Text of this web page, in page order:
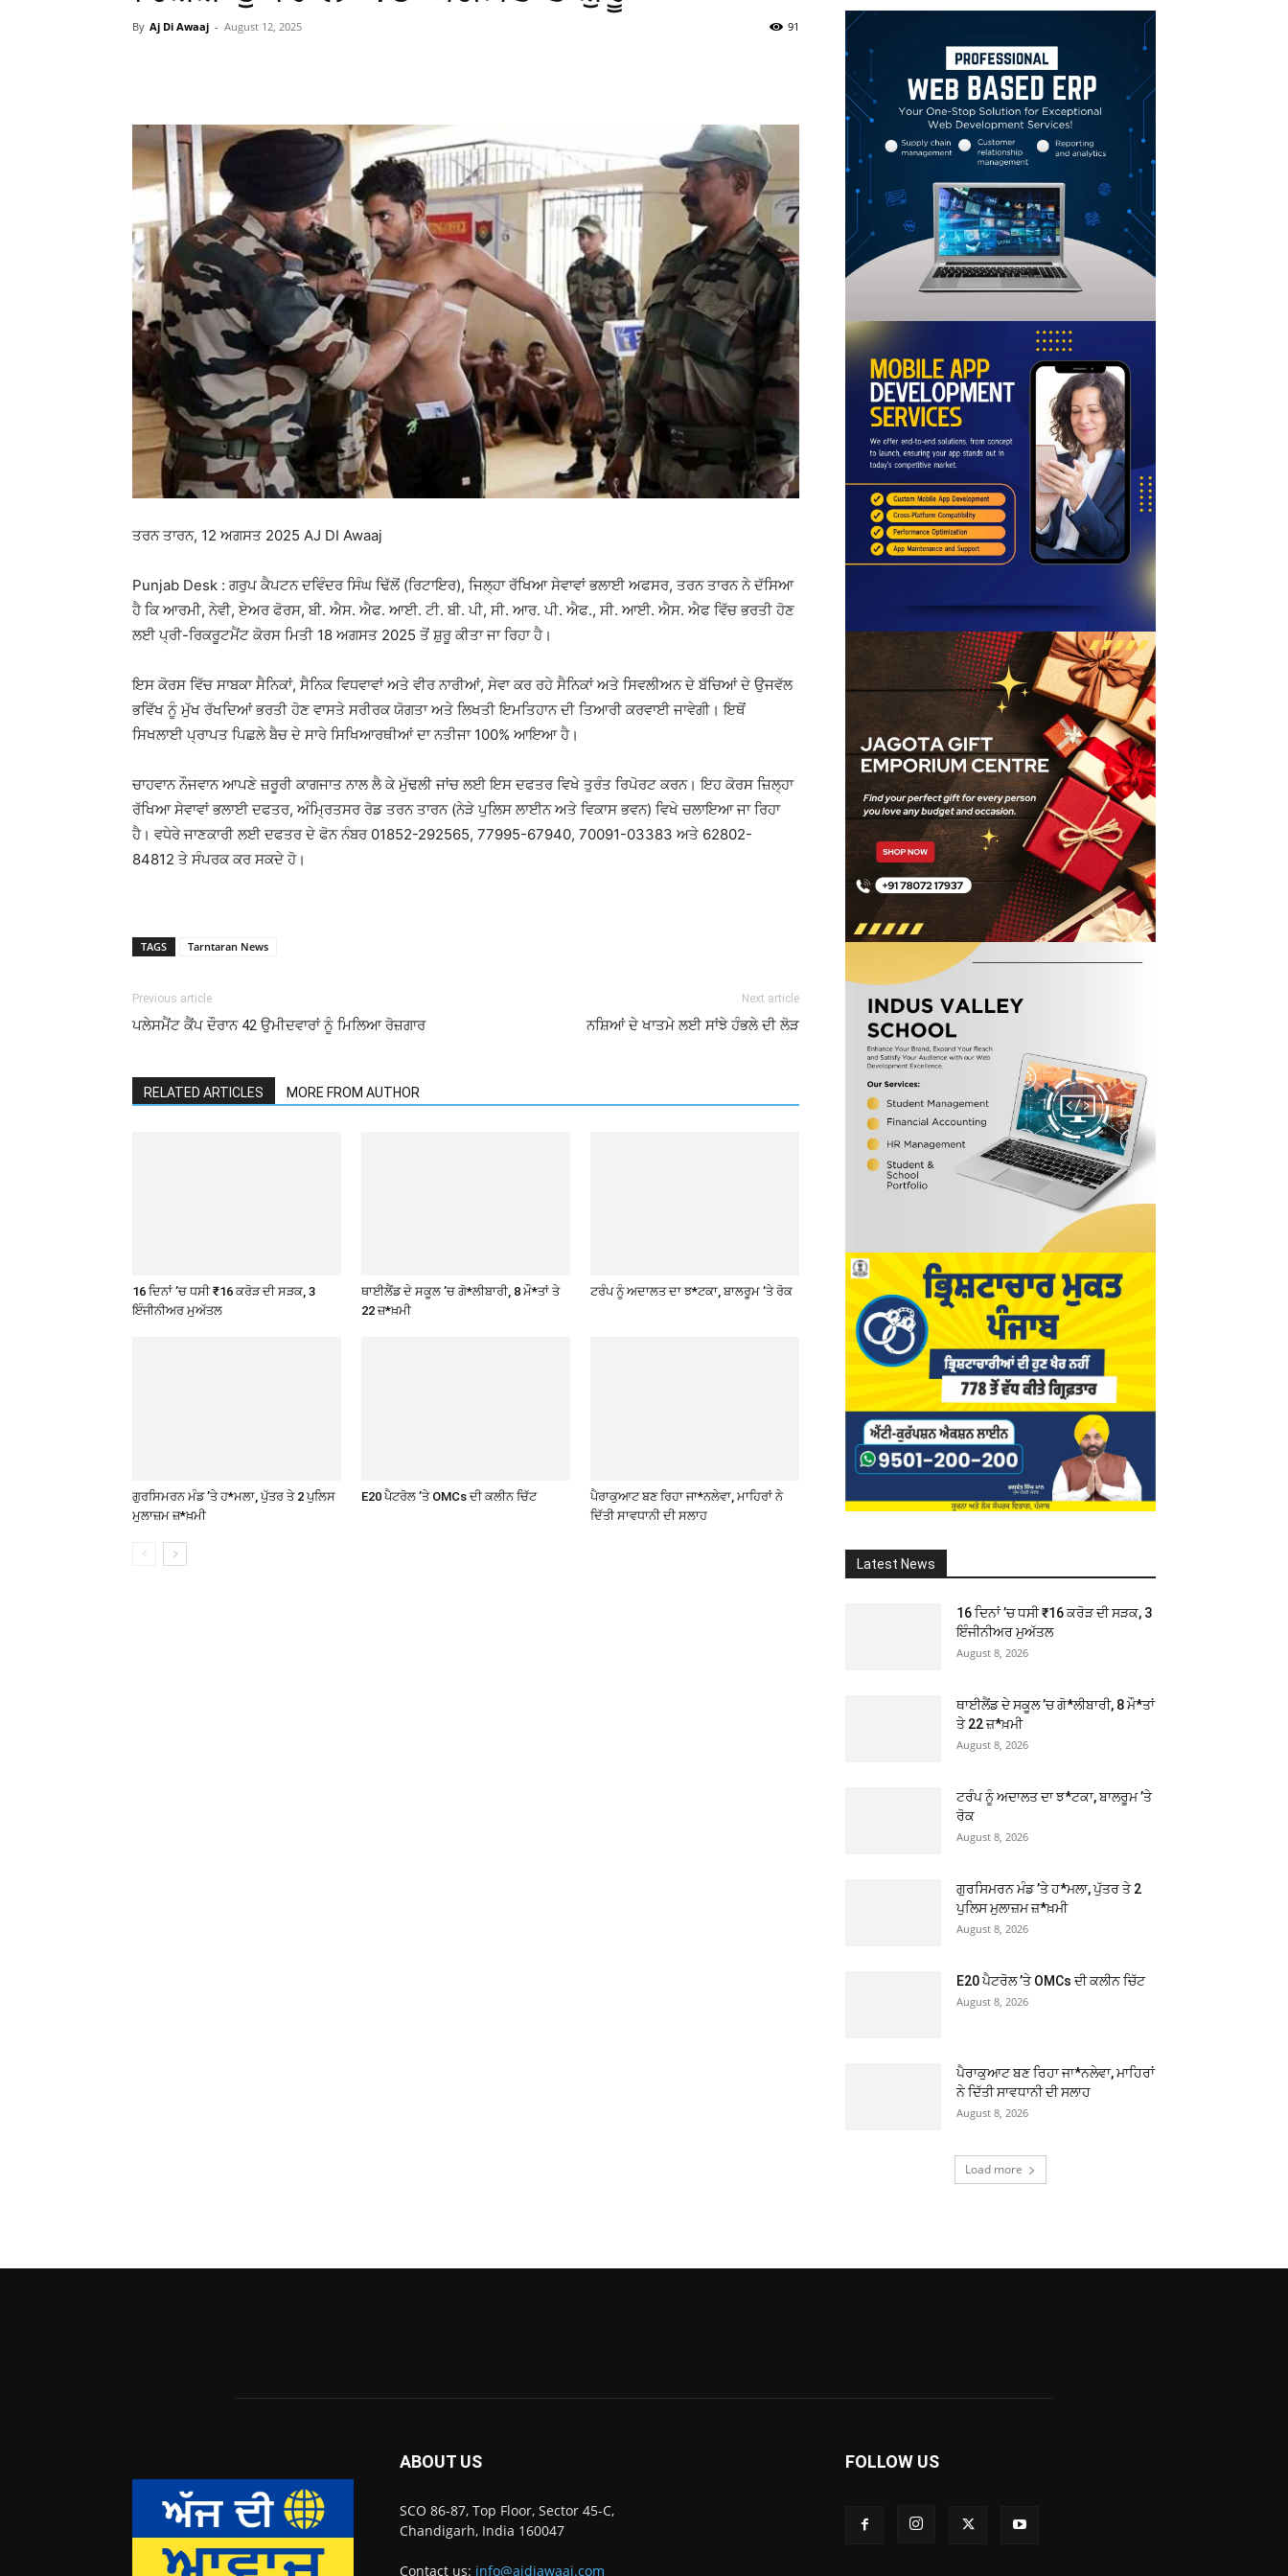
By Aj Di Awaaj - August 12, 2025 91
Email Print
ਤਰਨ ਤਾਰਨ, 12 ਅਗਸਤ 2025 AJ DI Awaaj
Punjab Desk : ਗਰੁਪ ਕੈਪਟਨ ਦਵਿੰਦਰ ਸਿੰਘ ਢਿੱਲੋਂ (ਰਿਟਾਇਰ), ਜਿਲ੍ਹਾ ਰੱਖਿਆ ਸੇਵਾਵਾਂ ਭਲਾਈ ਅਫਸਰ, ਤਰਨ ਤਾਰਨ ਨੇ ਦੱਸਿਆ
ਹੈ ਕਿ ਆਰਮੀ, ਨੇਵੀ, ਏਅਰ ਫੋਰਸ, ਬੀ. ਐਸ. ਐਫ. ਆਈ. ਟੀ. ਬੀ. ਪੀ, ਸੀ. ਆਰ. ਪੀ. ਐਫ., ਸੀ. ਆਈ. ਐਸ. ਐਫ ਵਿੱਚ ਭਰਤੀ ਹੋਣ
ਲਈ ਪ੍ਰੀ-ਰਿਕਰੂਟਮੈਂਟ ਕੋਰਸ ਮਿਤੀ 18 ਅਗਸਤ 2025 ਤੋਂ ਸ਼ੁਰੂ ਕੀਤਾ ਜਾ ਰਿਹਾ ਹੈ।
ਇਸ ਕੋਰਸ ਵਿੱਚ ਸਾਬਕਾ ਸੈਨਿਕਾਂ, ਸੈਨਿਕ ਵਿਧਵਾਵਾਂ ਅਤੇ ਵੀਰ ਨਾਰੀਆਂ, ਸੇਵਾ ਕਰ ਰਹੇ ਸੈਨਿਕਾਂ ਅਤੇ ਸਿਵਲੀਅਨ ਦੇ ਬੱਚਿਆਂ ਦੇ ਉਜਵੱਲ
ਭਵਿੱਖ ਨੂੰ ਮੁੱਖ ਰੱਖਦਿਆਂ ਭਰਤੀ ਹੋਣ ਵਾਸਤੇ ਸਰੀਰਕ ਯੋਗਤਾ ਅਤੇ ਲਿਖਤੀ ਇਮਤਿਹਾਨ ਦੀ ਤਿਆਰੀ ਕਰਵਾਈ ਜਾਵੇਗੀ। ਇਥੋਂ
ਸਿਖਲਾਈ ਪ੍ਰਾਪਤ ਪਿਛਲੇ ਬੈਚ ਦੇ ਸਾਰੇ ਸਿਖਿਆਰਥੀਆਂ ਦਾ ਨਤੀਜਾ 100% ਆਇਆ ਹੈ।
ਚਾਹਵਾਨ ਨੌਜਵਾਨ ਆਪਣੇ ਜ਼ਰੂਰੀ ਕਾਗਜਾਤ ਨਾਲ ਲੈ ਕੇ ਮੁੱਢਲੀ ਜਾਂਚ ਲਈ ਇਸ ਦਫਤਰ ਵਿਖੇ ਤੁਰੰਤ ਰਿਪੋਰਟ ਕਰਨ। ਇਹ ਕੋਰਸ ਜ਼ਿਲ੍ਹਾ
ਰੱਖਿਆ ਸੇਵਾਵਾਂ ਭਲਾਈ ਦਫਤਰ, ਅੰਮ੍ਰਿਤਸਰ ਰੋਡ ਤਰਨ ਤਾਰਨ (ਨੇੜੇ ਪੁਲਿਸ ਲਾਈਨ ਅਤੇ ਵਿਕਾਸ ਭਵਨ) ਵਿਖੇ ਚਲਾਇਆ ਜਾ ਰਿਹਾ
ਹੈ। ਵਧੇਰੇ ਜਾਣਕਾਰੀ ਲਈ ਦਫਤਰ ਦੇ ਫੋਨ ਨੰਬਰ 01852-292565, 77995-67940, 70091-03383 ਅਤੇ 62802-
84812 ਤੇ ਸੰਪਰਕ ਕਰ ਸਕਦੇ ਹੋ।
TAGS Tarntaran News
Previous article
ਪਲੇਸਮੈਂਟ ਕੈਂਪ ਦੌਰਾਨ 42 ਉਮੀਦਵਾਰਾਂ ਨੂੰ ਮਿਲਿਆ ਰੋਜ਼ਗਾਰ
Next article
ਨਸ਼ਿਆਂ ਦੇ ਖਾਤਮੇ ਲਈ ਸਾਂਝੇ ਹੰਭਲੇ ਦੀ ਲੋੜ
RELATED ARTICLES MORE FROM AUTHOR
16 ਦਿਨਾਂ ’ਚ ਧਸੀ ₹16 ਕਰੋੜ ਦੀ ਸੜਕ, 3
ਇੰਜੀਨੀਅਰ ਮੁਅੱਤਲ
ਥਾਈਲੈਂਡ ਦੇ ਸਕੂਲ ’ਚ ਗੋ*ਲੀਬਾਰੀ, 8 ਮੌ*ਤਾਂ ਤੇ
22 ਜ਼*ਖ਼ਮੀ
ਟਰੰਪ ਨੂੰ ਅਦਾਲਤ ਦਾ ਝ*ਟਕਾ, ਬਾਲਰੂਮ ’ਤੇ ਰੋਕ
ਗੁਰਸਿਮਰਨ ਮੰਡ ’ਤੇ ਹ*ਮਲਾ, ਪੁੱਤਰ ਤੇ 2 ਪੁਲਿਸ
ਮੁਲਾਜ਼ਮ ਜ਼*ਖ਼ਮੀ
E20 ਪੈਟਰੋਲ ’ਤੇ OMCs ਦੀ ਕਲੀਨ ਚਿੱਟ
ਪੈਰਾਕੁਆਟ ਬਣ ਰਿਹਾ ਜਾ*ਨਲੇਵਾ, ਮਾਹਿਰਾਂ ਨੇ
ਦਿੱਤੀ ਸਾਵਧਾਨੀ ਦੀ ਸਲਾਹ
Latest News
16 ਦਿਨਾਂ ’ਚ ਧਸੀ ₹16 ਕਰੋੜ ਦੀ ਸੜਕ, 3
ਇੰਜੀਨੀਅਰ ਮੁਅੱਤਲ
August 8, 2026
ਥਾਈਲੈਂਡ ਦੇ ਸਕੂਲ ’ਚ ਗੋ*ਲੀਬਾਰੀ, 8 ਮੌ*ਤਾਂ
ਤੇ 22 ਜ਼*ਖ਼ਮੀ
August 8, 2026
ਟਰੰਪ ਨੂੰ ਅਦਾਲਤ ਦਾ ਝ*ਟਕਾ, ਬਾਲਰੂਮ ’ਤੇ
ਰੋਕ
August 8, 2026
ਗੁਰਸਿਮਰਨ ਮੰਡ ’ਤੇ ਹ*ਮਲਾ, ਪੁੱਤਰ ਤੇ 2
ਪੁਲਿਸ ਮੁਲਾਜ਼ਮ ਜ਼*ਖ਼ਮੀ
August 8, 2026
E20 ਪੈਟਰੋਲ ’ਤੇ OMCs ਦੀ ਕਲੀਨ ਚਿੱਟ
August 8, 2026
ਪੈਰਾਕੁਆਟ ਬਣ ਰਿਹਾ ਜਾ*ਨਲੇਵਾ, ਮਾਹਿਰਾਂ
ਨੇ ਦਿੱਤੀ ਸਾਵਧਾਨੀ ਦੀ ਸਲਾਹ
August 8, 2026
Load more
ABOUT US
SCO 86-87, Top Floor, Sector 45-C,
Chandigarh, India 160047
Contact us: info@ajdiawaaj.com
FOLLOW US